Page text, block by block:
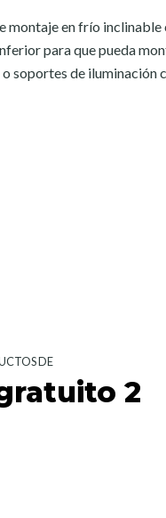
montaje en frío
para que pueda
soportes de iluminación
DE
2